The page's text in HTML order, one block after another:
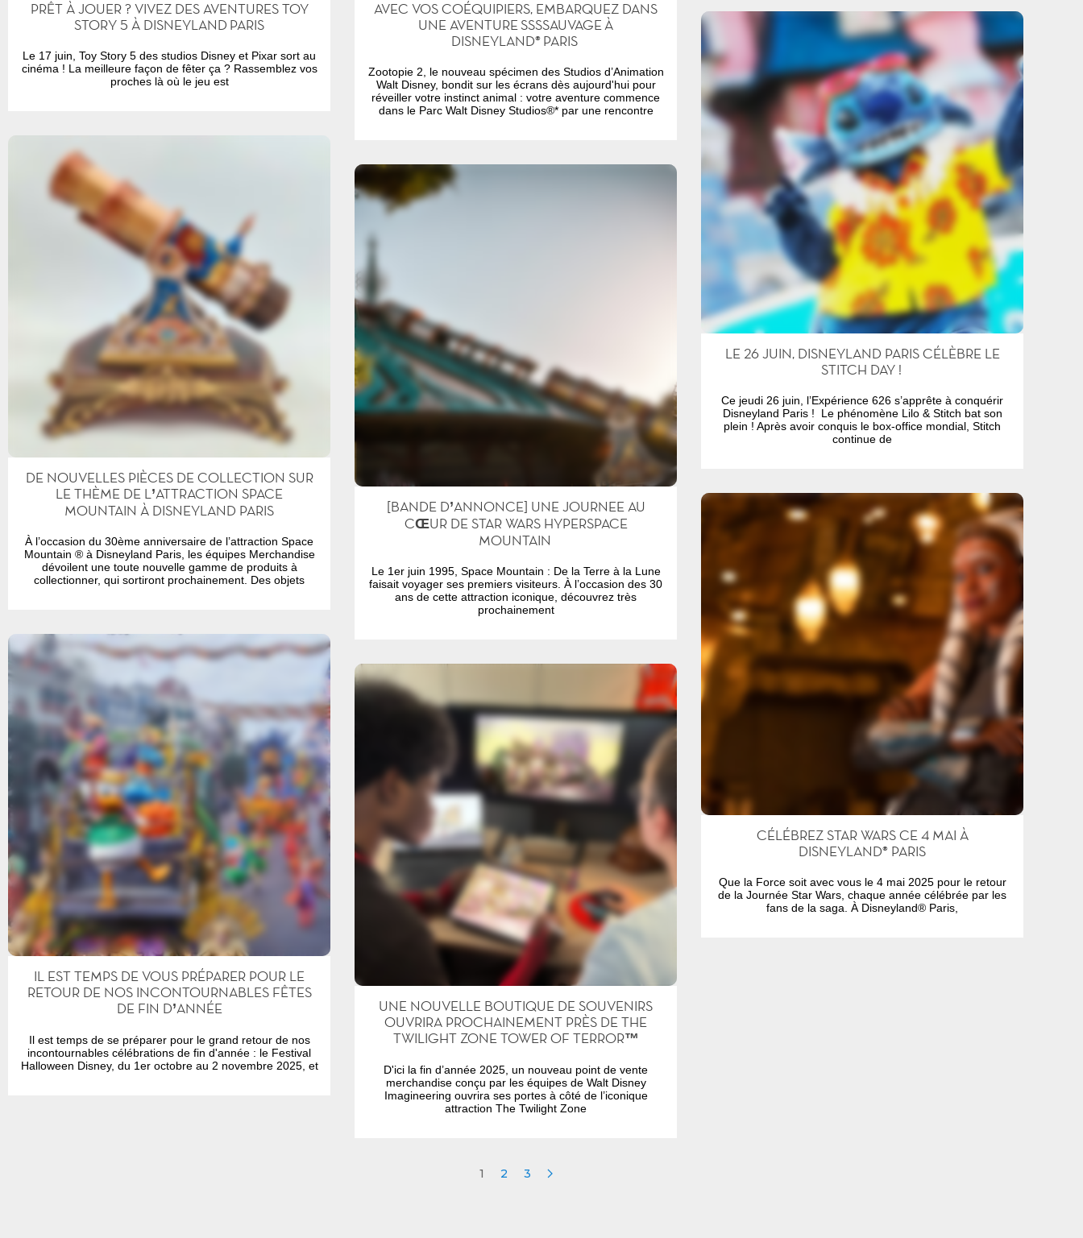
PRÊT À JOUER ? VIVEZ DES AVENTURES TOY
STORY 5 À DISNEYLAND PARIS
Le 17 juin, Toy Story 5 des studios Disney et Pixar sort au
cinéma ! La meilleure façon de fêter ça ? Rassemblez vos
proches là où le jeu est
AVEC VOS COÉQUIPIERS, EMBARQUEZ DANS
UNE AVENTURE SSSSAUVAGE À
DISNEYLAND® PARIS
Zootopie 2, le nouveau spécimen des Studios d’Animation
Walt Disney, bondit sur les écrans dès aujourd'hui pour
réveiller votre instinct animal : votre aventure commence
dans le Parc Walt Disney Studios®* par une rencontre
LE 26 JUIN, DISNEYLAND PARIS CÉLÈBRE LE
STITCH DAY !
Ce jeudi 26 juin, l’Expérience 626 s’apprête à conquérir
Disneyland Paris ! Le phénomène Lilo & Stitch bat son
plein ! Après avoir conquis le box-office mondial, Stitch
continue de
DE NOUVELLES PIÈCES DE COLLECTION SUR
LE THÈME DE L’ATTRACTION SPACE
MOUNTAIN À DISNEYLAND PARIS
À l’occasion du 30ème anniversaire de l’attraction Space
Mountain ® à Disneyland Paris, les équipes Merchandise
dévoilent une toute nouvelle gamme de produits à
collectionner, qui sortiront prochainement. Des objets
[BANDE D’ANNONCE] UNE JOURNEE AU
CŒUR DE STAR WARS HYPERSPACE
MOUNTAIN
Le 1er juin 1995, Space Mountain : De la Terre à la Lune
faisait voyager ses premiers visiteurs. À l’occasion des 30
ans de cette attraction iconique, découvrez très
prochainement
CÉLÉBREZ STAR WARS CE 4 MAI À
DISNEYLAND® PARIS
Que la Force soit avec vous le 4 mai 2025 pour le retour
de la Journée Star Wars, chaque année célébrée par les
fans de la saga. À Disneyland® Paris,
IL EST TEMPS DE VOUS PRÉPARER POUR LE
RETOUR DE NOS INCONTOURNABLES FÊTES
DE FIN D’ANNÉE
Il est temps de se préparer pour le grand retour de nos
incontournables célébrations de fin d'année : le Festival
Halloween Disney, du 1er octobre au 2 novembre 2025, et
UNE NOUVELLE BOUTIQUE DE SOUVENIRS
OUVRIRA PROCHAINEMENT PRÈS DE THE
TWILIGHT ZONE TOWER OF TERROR™
D'ici la fin d’année 2025, un nouveau point de vente
merchandise conçu par les équipes de Walt Disney
Imagineering ouvrira ses portes à côté de l’iconique
attraction The Twilight Zone
1 2 3